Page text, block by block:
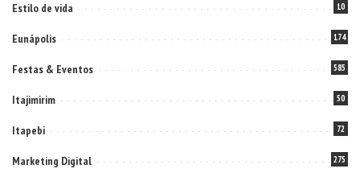
Estilo de vida 10
Eunápolis 174
Festas & Eventos 585
Itajimirim 50
Itapebi 72
Marketing Digital 275